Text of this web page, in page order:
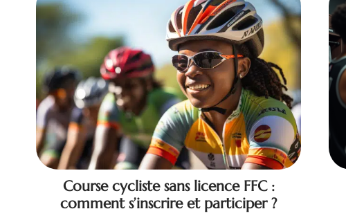
Course cycliste sans licence FFC :
comment s’inscrire et participer ?